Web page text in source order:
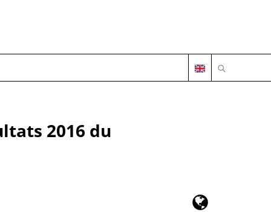
OUVRIR LA
2016 du